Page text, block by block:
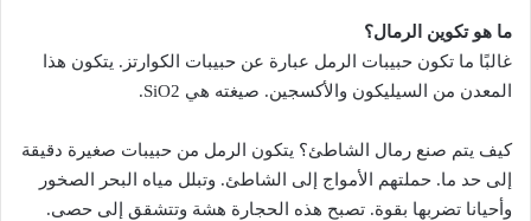
ما هو تكوين الرمال؟
غالبًا ما تكون حبيبات الرمل عبارة عن حبيبات الكوارتز. يتكون هذا
المعدن من السيليكون والأكسجين. صيغته هي SiO2.
كيف يتم صنع رمال الشاطئ؟ يتكون الرمل من حبيبات صغيرة دقيقة
إلى حد ما. حملتهم الأمواج إلى الشاطئ. وتبلل مياه البحر الصخور
وأحيانا تضربها بقوة. تصبح هذه الحجارة هشة وتتشقق إلى حصى.